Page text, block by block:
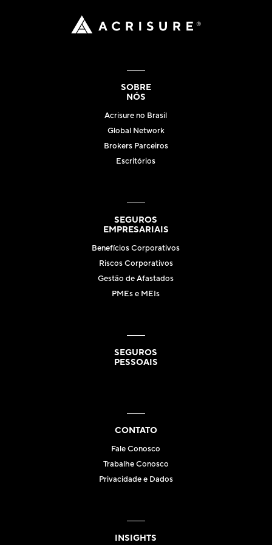
SOBRE
NÓS
Acrisure no Brasil
Global Network
Brokers Parceiros
Escritórios
SEGUROS
EMPRESARIAIS
Benefícios Corporativos
Riscos Corporativos
Gestão de Afastados
PMEs e MEIs
SEGUROS
PESSOAIS
CONTATO
Fale Conosco
Trabalhe Conosco
Privacidade e Dados
INSIGHTS